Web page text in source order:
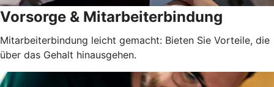
Vorsorge & Mitarbeiterbindung
Mitarbeiterbindung leicht gemacht: Bieten Sie Vorteile, die
über das Gehalt hinausgehen.